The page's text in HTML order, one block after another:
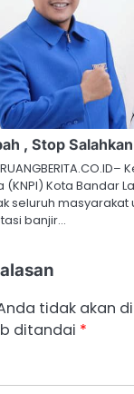
, Stop
Kota Bandar
seluruh masyarakat
banjir…
tidak akan
ditandai *